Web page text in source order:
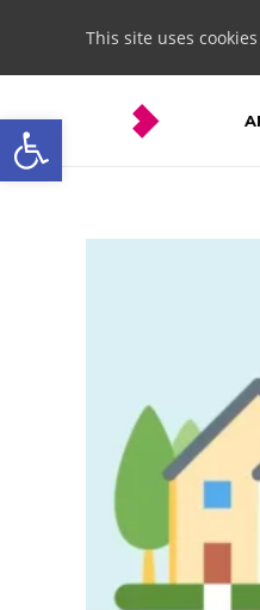
Open toolbar
This site uses